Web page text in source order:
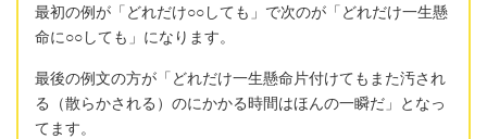
最初の例が「どれだけ○○しても」で次のが「どれだけ一生懸
命に○○しても」になります。
最後の例文の方が「どれだけ一生懸命片付けてもまた汚され
る（散らかされる）のにかかる時間はほんの一瞬だ」となっ
てます。